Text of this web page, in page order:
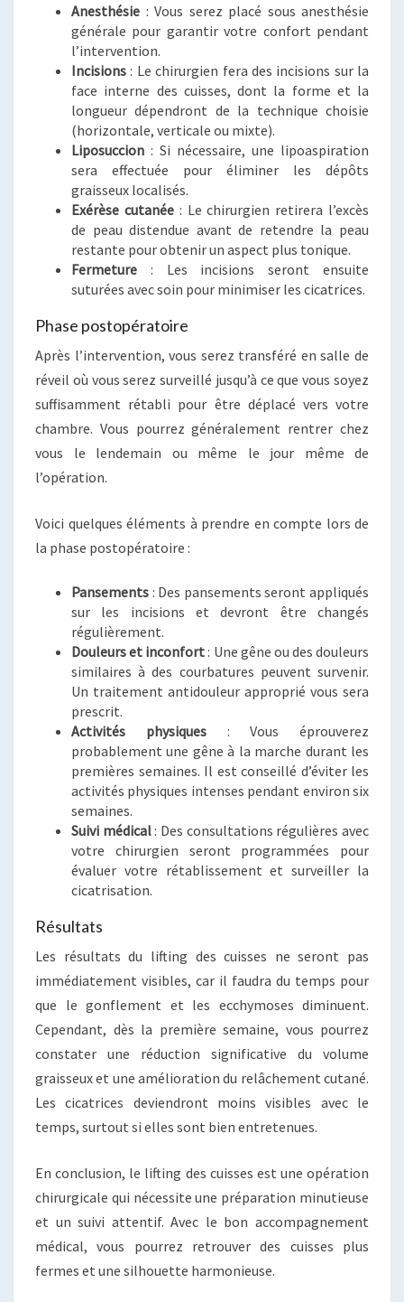
Anesthésie : Vous serez placé sous anesthésie
générale pour garantir votre confort pendant
l’intervention.
Incisions : Le chirurgien fera des incisions sur la
face interne des cuisses, dont la forme et la
longueur dépendront de la technique choisie
(horizontale, verticale ou mixte).
Liposuccion : Si nécessaire, une lipoaspiration
sera effectuée pour éliminer les dépôts
graisseux localisés.
Exérèse cutanée: Le chirurgien retirera l’excès
de peau distendue avant de retendre la peau
restante pour obtenir un aspect plus tonique.
Fermeture : Les incisions seront ensuite
suturées avec soin pour minimiser les cicatrices.
Phase postopératoire
Après l’intervention, vous serez transféré en salle de
réveil où vous serez surveillé jusqu’à ce que vous soyez
suffisamment rétabli pour être déplacé vers votre
chambre. Vous pourrez généralement rentrer chez
vous le lendemain ou même le jour même de
l’opération.
Voici quelques éléments à prendre en compte lors de
la phase postopératoire :
Pansements : Des pansements seront appliqués
sur les incisions et devront être changés
régulièrement.
Douleurs et inconfort: Une gêne ou des douleurs
similaires à des courbatures peuvent survenir.
Un traitement antidouleur approprié vous sera
prescrit.
Activités physiques: Vous éprouverez
probablement une gêne à la marche durant les
premières semaines. Il est conseillé d’éviter les
activités physiques intenses pendant environ six
semaines.
Suivi médical: Des consultations régulières avec
votre chirurgien seront programmées pour
évaluer votre rétablissement et surveiller la
cicatrisation.
Résultats
Les résultats du lifting des cuisses ne seront pas
immédiatement visibles, car il faudra du temps pour
que le gonflement et les ecchymoses diminuent.
Cependant, dès la première semaine, vous pourrez
constater une réduction significative du volume
graisseux et une amélioration du relâchement cutané.
Les cicatrices deviendront moins visibles avec le
temps, surtout si elles sont bien entretenues.
En conclusion, le lifting des cuisses est une opération
chirurgicale qui nécessite une préparation minutieuse
et un suivi attentif. Avec le bon accompagnement
médical, vous pourrez retrouver des cuisses plus
fermes et une silhouette harmonieuse.